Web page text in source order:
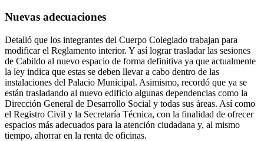
Nuevas adecuaciones
Detalló que los integrantes del Cuerpo Colegiado trabajan para
modificar el Reglamento interior. Y así lograr trasladar las sesiones
de Cabildo al nuevo espacio de forma definitiva ya que actualmente
la ley indica que estas se deben llevar a cabo dentro de las
instalaciones del Palacio Municipal. Asimismo, recordó que ya se
están trasladando al nuevo edificio algunas dependencias como la
Dirección General de Desarrollo Social y todas sus áreas. Así como
el Registro Civil y la Secretaría Técnica, con la finalidad de ofrecer
espacios más adecuados para la atención ciudadana y, al mismo
tiempo, ahorrar en la renta de oficinas.